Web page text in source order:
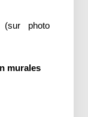
photo
murales